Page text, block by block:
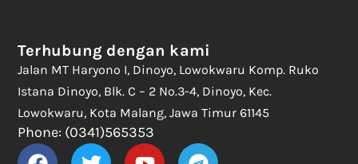
Terhubung dengan kami
Jalan MT Haryono I, Dinoyo, Lowokwaru Komp. Ruko
Istana Dinoyo, Blk. C – 2 No.3-4, Dinoyo, Kec.
Lowokwaru, Kota Malang, Jawa Timur 61145
Phone: (0341)565353